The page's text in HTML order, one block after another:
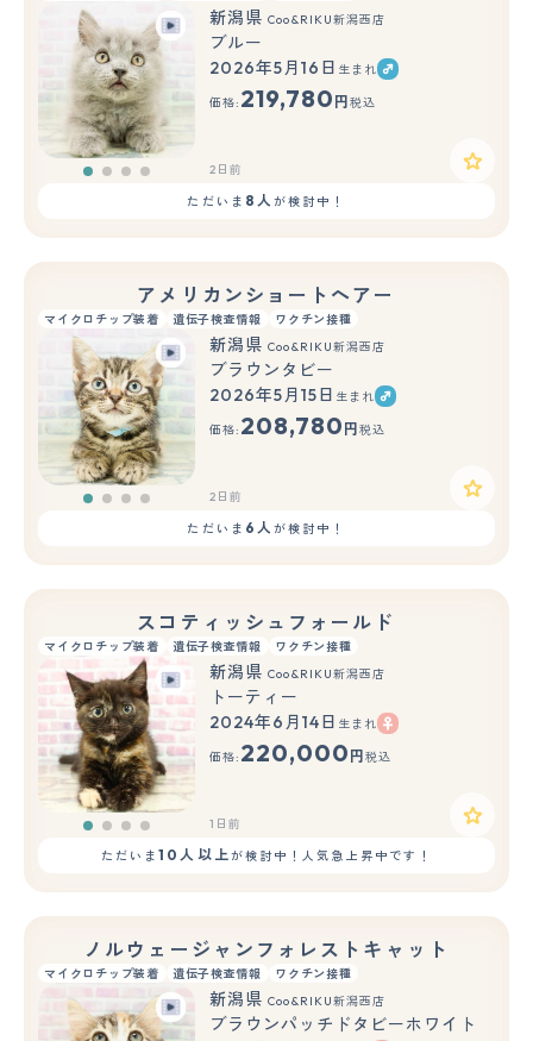
新潟県 Coo&RIKU新潟西店
ブルー
2026年5月16日 生まれ
価格: 219,780 円 税込
2日前
ただいま 8人が検討中！
アメリカンショートヘアー
マイクロチップ装着 遺伝子検査情報 ワクチン接種
新潟県 Coo&RIKU新潟西店
ブラウンタビー
2026年5月15日 生まれ
価格: 208,780 円 税込
2日前
ただいま 6人が検討中！
スコティッシュフォールド
マイクロチップ装着 遺伝子検査情報 ワクチン接種
新潟県 Coo&RIKU新潟西店
トーティー
2024年6月14日 生まれ
価格: 220,000 円 税込
1日前
ただいま10人以上が検討中！人気急上昇中です！
ノルウェージャンフォレストキャット
マイクロチップ装着 遺伝子検査情報 ワクチン接種
新潟県 Coo&RIKU新潟西店
ブラウンパッチドタビーホワイト